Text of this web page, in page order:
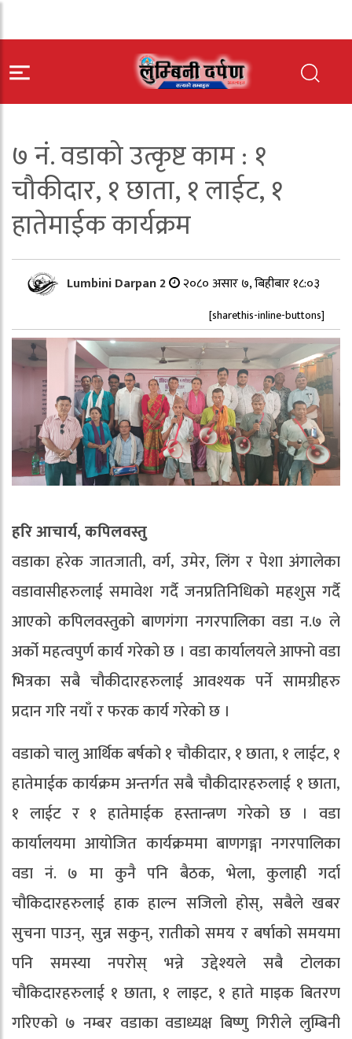
७ नं. वडाको उत्कृष्ट काम : १
चौकीदार, १ छाता, १ लाईट, १
हातेमाईक कार्यक्रम
Lumbini Darpan 2 २०८० असार ७, बिहीबार १८:०३
[sharethis-inline-buttons]
हरि आचार्य, कपिलवस्तु
वडाका हरेक जातजाती, वर्ग, उमेर, लिंग र पेशा अंगालेका
वडावासीहरुलाई समावेश गर्दै जनप्रतिनिधिको महशुस गर्दै
आएको कपिलवस्तुको बाणगंगा नगरपालिका वडा न.७ ले
अर्को महत्वपुर्ण कार्य गरेको छ । वडा कार्यालयले आफ्नो वडा
भित्रका सबै चौकीदारहरुलाई आवश्यक पर्ने सामग्रीहरु
प्रदान गरि नयाँ र फरक कार्य गरेको छ ।
वडाको चालु आर्थिक बर्षको १ चौकीदार, १ छाता, १ लाईट, १
हातेमाईक कार्यक्रम अन्तर्गत सबै चौकीदारहरुलाई १ छाता,
१ लाईट र १ हातेमाईक हस्तान्त्रण गरेको छ । वडा
कार्यालयमा आयोजित कार्यक्रममा बाणगङ्गा नगरपालिका
वडा नं. ७ मा कुनै पनि बैठक, भेला, कुलाही गर्दा
चौकिदारहरुलाई हाक हाल्न सजिलो होस्, सबैले खबर
सुचना पाउन्, सुन्न सकुन्, रातीको समय र बर्षाको समयमा
पनि समस्या नपरोस् भन्ने उद्देश्यले सबै टोलका
चौकिदारहरुलाई १ छाता, १ लाइट, १ हाते माइक बितरण
गरिएको ७ नम्बर वडाका वडाध्यक्ष बिष्णु गिरीले लुम्बिनी